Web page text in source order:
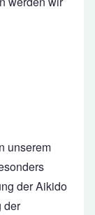
unserem
der Aikido
der